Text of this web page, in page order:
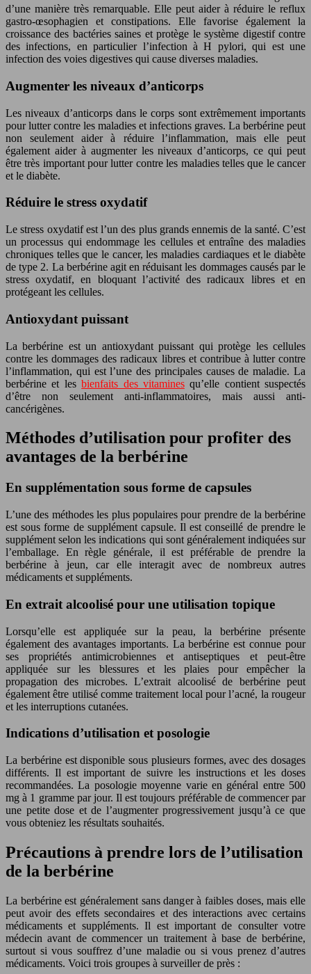
d’une manière très remarquable. Elle peut aider à réduire le reflux
gastro-œsophagien et constipations. Elle favorise également la
croissance des bactéries saines et protège le système digestif contre
des infections, en particulier l’infection à H pylori, qui est une
infection des voies digestives qui cause diverses maladies.
Augmenter les niveaux d’anticorps
Les niveaux d’anticorps dans le corps sont extrêmement importants
pour lutter contre les maladies et infections graves. La berbérine peut
non seulement aider à réduire l’inflammation, mais elle peut
également aider à augmenter les niveaux d’anticorps, ce qui peut
être très important pour lutter contre les maladies telles que le cancer
et le diabète.
Réduire le stress oxydatif
Le stress oxydatif est l’un des plus grands ennemis de la santé. C’est
un processus qui endommage les cellules et entraîne des maladies
chroniques telles que le cancer, les maladies cardiaques et le diabète
de type 2. La berbérine agit en réduisant les dommages causés par le
stress oxydatif, en bloquant l’activité des radicaux libres et en
protégeant les cellules.
Antioxydant puissant
La berbérine est un antioxydant puissant qui protège les cellules
contre les dommages des radicaux libres et contribue à lutter contre
l’inflammation, qui est l’une des principales causes de maladie. La
berbérine et lesbienfaits des vitaminesqu’elle contient suspectés
d’être non seulement anti-inflammatoires, mais aussi anti-
cancérigènes.
Méthodes d’utilisation pour profiter des
avantages de la berbérine
En supplémentation sous forme de capsules
L’une des méthodes les plus populaires pour prendre de la berbérine
est sous forme de supplément capsule. Il est conseillé de prendre le
supplément selon les indications qui sont généralement indiquées sur
l’emballage. En règle générale, il est préférable de prendre la
berbérine à jeun, car elle interagit avec de nombreux autres
médicaments et suppléments.
En extrait alcoolisé pour une utilisation topique
Lorsqu’elle est appliquée sur la peau, la berbérine présente
également des avantages importants. La berbérine est connue pour
ses propriétés antimicrobiennes et antiseptiques et peut-être
appliquée sur les blessures et les plaies pour empêcher la
propagation des microbes. L’extrait alcoolisé de berbérine peut
également être utilisé comme traitement local pour l’acné, la rougeur
et les interruptions cutanées.
Indications d’utilisation et posologie
La berbérine est disponible sous plusieurs formes, avec des dosages
différents. Il est important de suivre les instructions et les doses
recommandées. La posologie moyenne varie en général entre 500
mg à 1 gramme par jour. Il est toujours préférable de commencer par
une petite dose et de l’augmenter progressivement jusqu’à ce que
vous obteniez les résultats souhaités.
Précautions à prendre lors de l’utilisation
de la berbérine
La berbérine est généralement sans danger à faibles doses, mais elle
peut avoir des effets secondaires et des interactions avec certains
médicaments et suppléments. Il est important de consulter votre
médecin avant de commencer un traitement à base de berbérine,
surtout si vous souffrez d’une maladie ou si vous prenez d’autres
médicaments. Voici trois groupes à surveiller de près :